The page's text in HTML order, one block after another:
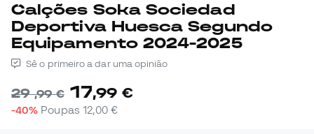
Calções Soka Sociedad
Deportiva Huesca Segundo
Equipamento 2024-2025
Sê o primeiro a dar uma opinião
29,99 € 17,99 €
-40% Poupas 12,00 €